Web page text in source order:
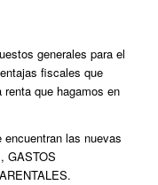
generales para el
fiscales que
que hagamos en
las nuevas
GASTOS